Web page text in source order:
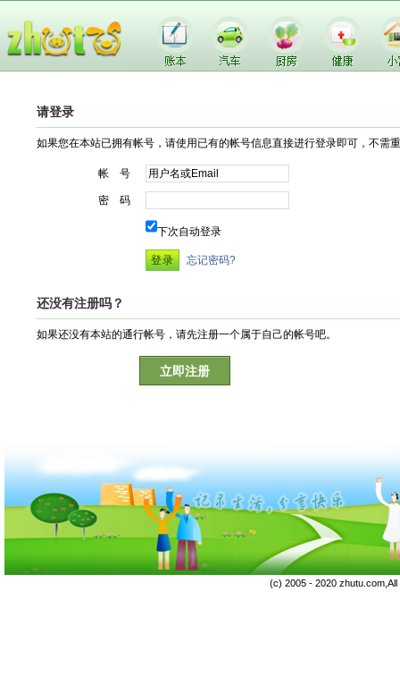
请登录
如果您在本站已拥有帐号，请使用已有的帐号信息直接进行登录即可，不需
帐 号
密 码
下次自动登录
忘记密码?
还没有注册吗？
如果还没有本站的通行帐号，请先注册一个属于自己的帐号吧。
立即注册
(c) 2005 - 2020